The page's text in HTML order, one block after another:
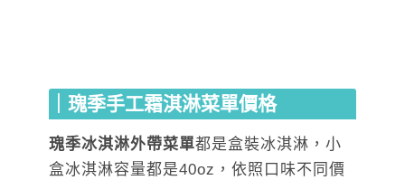
｜瑰季手工霜淇淋菜單價格
瑰季冰淇淋外帶菜單都是盒裝冰淇淋，小
盒冰淇淋容量都是40oz，依照口味不同價